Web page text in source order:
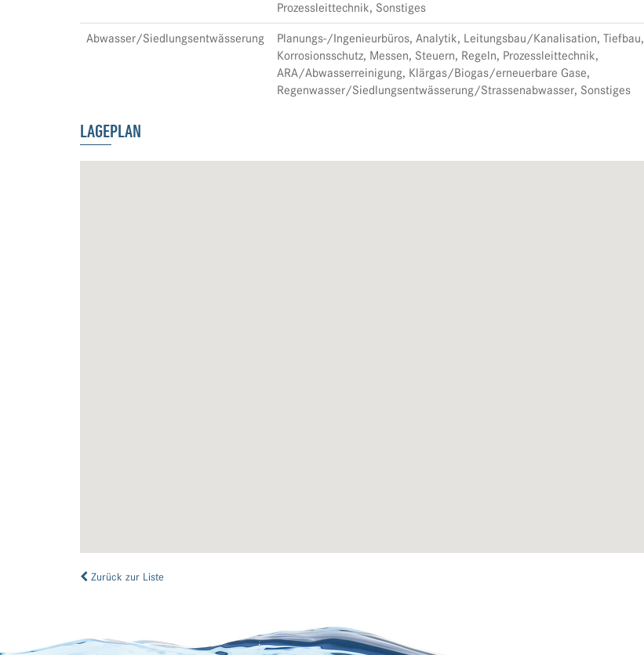
Prozessleittechnik, Sonstiges
Abwasser/Siedlungsentwässerung
Planungs-/Ingenieurbüros, Analytik, Leitungsbau/Kanalisation, Tiefbau,
Korrosionsschutz, Messen, Steuern, Regeln, Prozessleittechnik,
ARA/Abwasserreinigung, Klärgas/Biogas/erneuerbare Gase,
Regenwasser/Siedlungsentwässerung/Strassenabwasser, Sonstiges
LAGEPLAN
Zurück zur Liste